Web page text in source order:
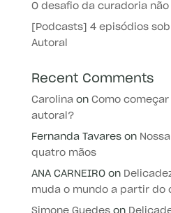
O desafio da curadoria
[Podcasts] 4 episódios
Autoral
Recent Comments
Carolina on Como
autoral?
Fernanda Tavareson
quatro mãos
ANA CARNEIROon
muda o mundo a partir do
Simone Guedeson